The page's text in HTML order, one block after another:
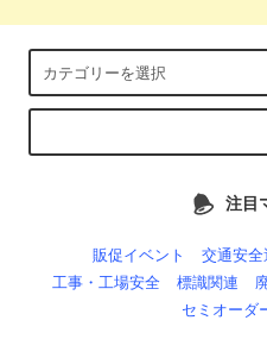
注目
販促イベント 交通安全
工事・工場安全
標識関連
セミオーダ